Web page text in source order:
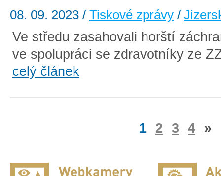
08. 09. 2023 / Tiskové zprávy /
Ve středu zasahovali horští
ve spolupráci se zdravotníky ze
celý článek
1 2 3 4 »